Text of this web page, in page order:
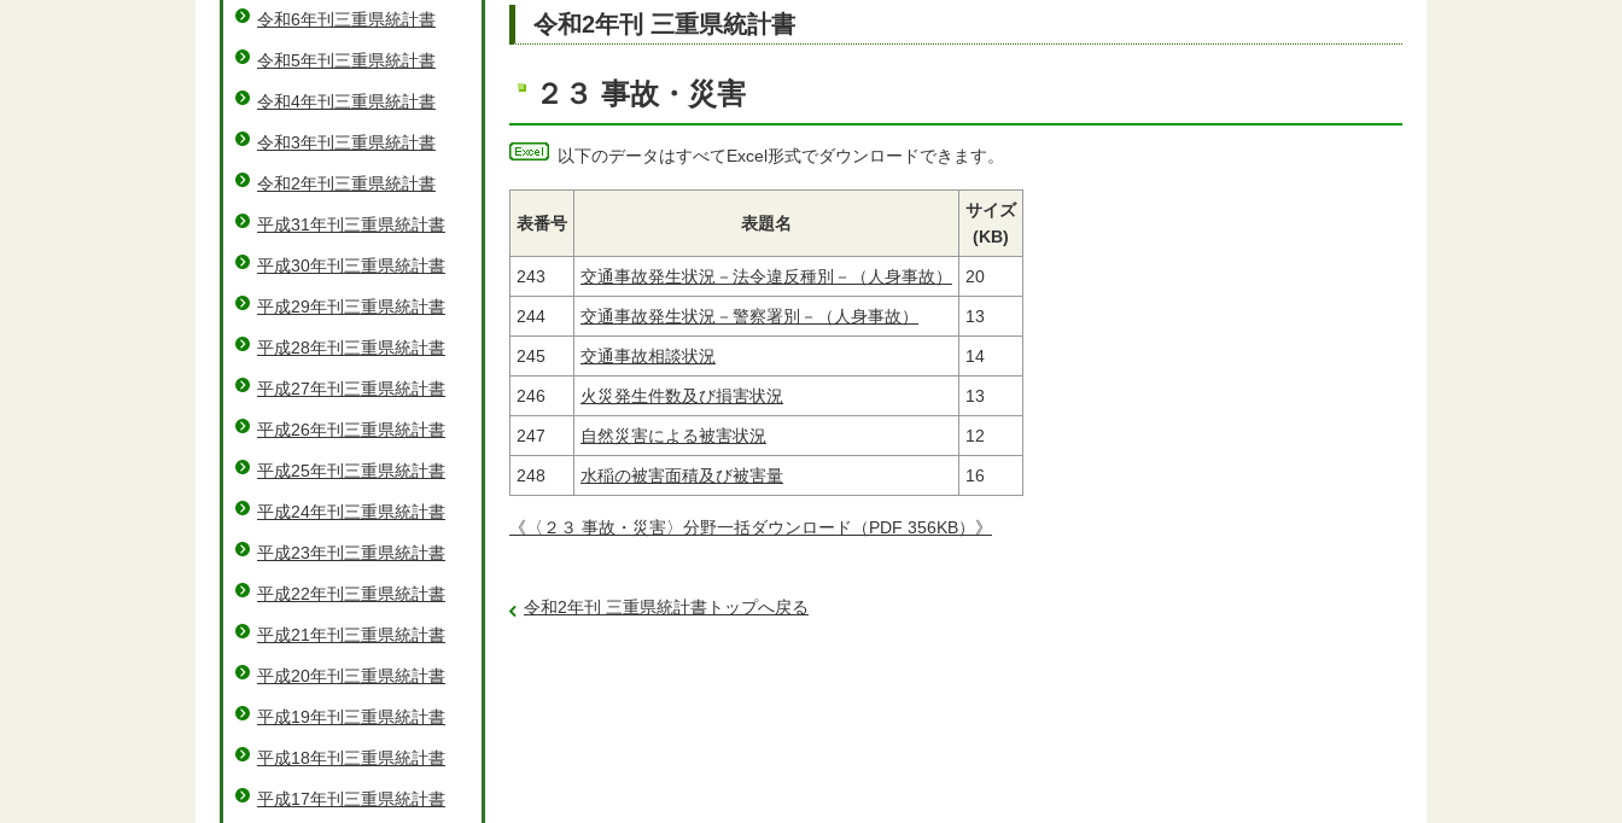
令和2年刊 三重県統計書
２３ 事故・災害
以下のデータはすべてExcel形式でダウンロードできます。
表番号 表題名
サイズ
(KB)
243 交通事故発生状況－法令違反種別－（人身事故） 20
244 交通事故発生状況－警察署別－（人身事故） 13
245 交通事故相談状況 14
246 火災発生件数及び損害状況 13
247 自然災害による被害状況 12
248 水稲の被害面積及び被害量 16
《〈２３ 事故・災害〉分野一括ダウンロード（PDF 356KB）》
令和2年刊 三重県統計書トップへ戻る
令和6年刊三重県統計書
令和5年刊三重県統計書
令和4年刊三重県統計書
令和3年刊三重県統計書
令和2年刊三重県統計書
平成31年刊三重県統計書
平成30年刊三重県統計書
平成29年刊三重県統計書
平成28年刊三重県統計書
平成27年刊三重県統計書
平成26年刊三重県統計書
平成25年刊三重県統計書
平成24年刊三重県統計書
平成23年刊三重県統計書
平成22年刊三重県統計書
平成21年刊三重県統計書
平成20年刊三重県統計書
平成19年刊三重県統計書
平成18年刊三重県統計書
平成17年刊三重県統計書